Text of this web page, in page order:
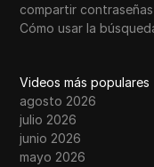
compartir
Cómo usar la
Videos más populares
agosto 2026
julio 2026
junio 2026
mayo 2026